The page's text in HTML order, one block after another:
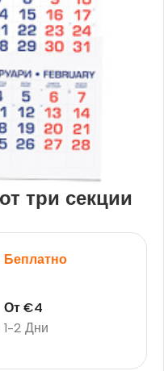
три секции
Беплатно
1-2 Дни
От€4